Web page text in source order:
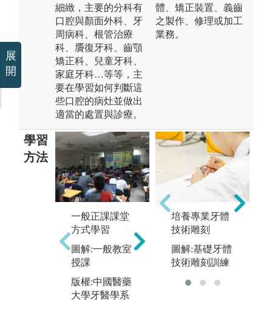
細緻，主要的分科有
口腔與顏面外科、牙
周病科、根管治療
科、贗復牙科、齒顎
矯正科、兒童牙科、
家庭牙科…等等，主
要在學習如何判斷這
些口腔的病灶並做出
適當的處置與診療。
體、矯正裝置、義齒
之製作、修理或加工
業務。
學習
方法
一般正課課堂
方式學習
圖解:一般教室
授課
版權:中國醫藥
大學牙醫學系
牙醫專業實驗
課程：於實驗
室進行實務操
豐富知識與熟
練的技術，以
模擬將來的臨
培養專業牙體
技術雕刻
圖解:基礎牙體
技術雕刻訓練
展
開